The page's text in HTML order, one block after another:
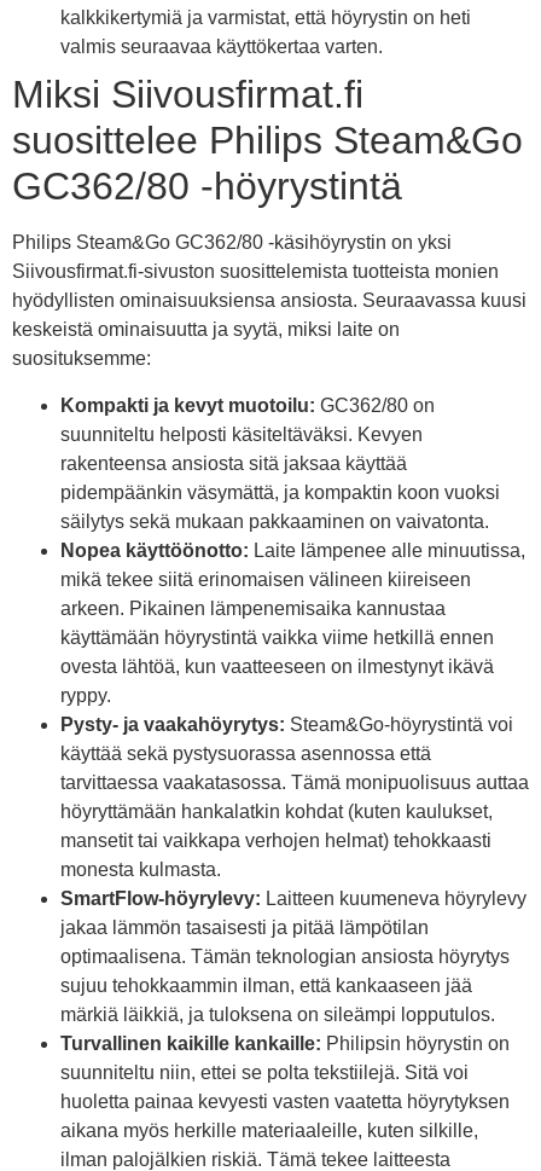
kalkkikertymiä ja varmistat, että höyrystin on heti
valmis seuraavaa käyttökertaa varten.
Miksi Siivousfirmat.fi
suosittelee Philips Steam&Go
GC362/80 -höyrystintä
Philips Steam&Go GC362/80 -käsihöyrystin on yksi
Siivousfirmat.fi-sivuston suosittelemista tuotteista monien
hyödyllisten ominaisuuksiensa ansiosta. Seuraavassa kuusi
keskeistä ominaisuutta ja syytä, miksi laite on
suosituksemme:
Kompakti ja kevyt muotoilu: GC362/80 on
suunniteltu helposti käsiteltäväksi. Kevyen
rakenteensa ansiosta sitä jaksaa käyttää
pidempäänkin väsymättä, ja kompaktin koon vuoksi
säilytys sekä mukaan pakkaaminen on vaivatonta.
Nopea käyttöönotto: Laite lämpenee alle minuutissa,
mikä tekee siitä erinomaisen välineen kiireiseen
arkeen. Pikainen lämpenemisaika kannustaa
käyttämään höyrystintä vaikka viime hetkillä ennen
ovesta lähtöä, kun vaatteeseen on ilmestynyt ikävä
ryppy.
Pysty- ja vaakahöyrytys: Steam&Go-höyrystintä voi
käyttää sekä pystysuorassa asennossa että
tarvittaessa vaakatasossa. Tämä monipuolisuus auttaa
höyryttämään hankalatkin kohdat (kuten kaulukset,
mansetit tai vaikkapa verhojen helmat) tehokkaasti
monesta kulmasta.
SmartFlow-höyrylevy: Laitteen kuumeneva höyrylevy
jakaa lämmön tasaisesti ja pitää lämpötilan
optimaalisena. Tämän teknologian ansiosta höyrytys
sujuu tehokkaammin ilman, että kankaaseen jää
märkiä läikkiä, ja tuloksena on sileämpi lopputulos.
Turvallinen kaikille kankaille: Philipsin höyrystin on
suunniteltu niin, ettei se polta tekstiilejä. Sitä voi
huoletta painaa kevyesti vasten vaatetta höyrytyksen
aikana myös herkille materiaaleille, kuten silkille,
ilman palojälkien riskiä. Tämä tekee laitteesta